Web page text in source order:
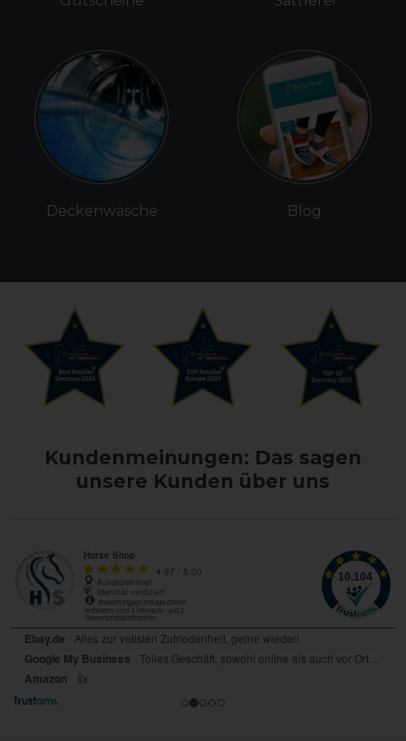
Deckenwäsche Blog
Kundenmeinungen: Das sagen
unsere Kunden über uns